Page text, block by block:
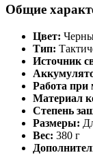
Общие
Цвет:
Тип:
Источник
Работа при
Материал
Степень
Размеры:
Вес: 380 г